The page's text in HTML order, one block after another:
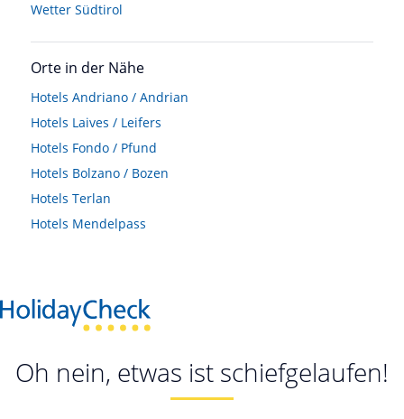
Wetter Südtirol
Orte in der Nähe
Hotels Andriano / Andrian
Hotels Laives / Leifers
Hotels Fondo / Pfund
Hotels Bolzano / Bozen
Hotels Terlan
Hotels Mendelpass
Oh nein, etwas ist schiefgelaufen!